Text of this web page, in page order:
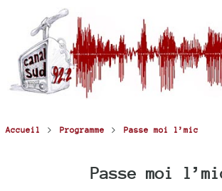
Accueil > Programme > Passe moi l’mic
Passe moi